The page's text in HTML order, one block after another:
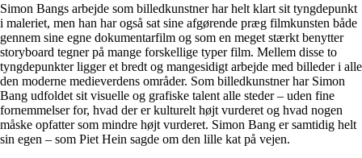
Simon Bangs arbejde som billedkunstner har helt klart sit tyngdepunkt
i maleriet, men han har også sat sine afgørende præg filmkunsten både
gennem sine egne dokumentarfilm og som en meget stærkt benytter
storyboard tegner på mange forskellige typer film. Mellem disse to
tyngdepunkter ligger et bredt og mangesidigt arbejde med billeder i alle
den moderne medieverdens områder. Som billedkunstner har Simon
Bang udfoldet sit visuelle og grafiske talent alle steder – uden fine
fornemmelser for, hvad der er kulturelt højt vurderet og hvad nogen
måske opfatter som mindre højt vurderet. Simon Bang er samtidig helt
sin egen – som Piet Hein sagde om den lille kat på vejen.